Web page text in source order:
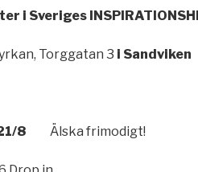
i Sveriges
Torggatan 3 i Sandviken
21/8 Älska frimodigt!